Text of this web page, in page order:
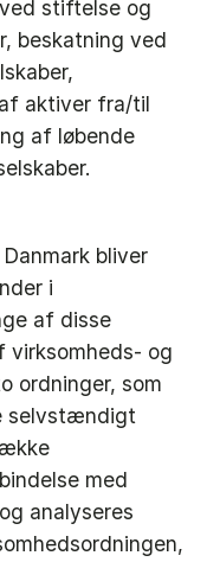
stiftelse og
beskatning ved
aktiver fra/til
af løbende
bliver
i
af disse
virksomheds- og
ordninger, som
selvstændigt
med
analyseres